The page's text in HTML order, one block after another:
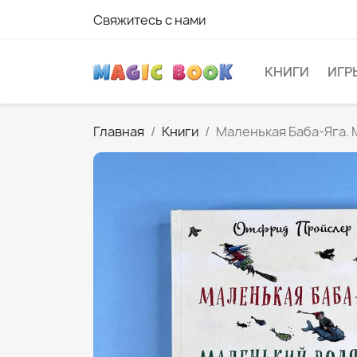
Свяжитесь с нами
КНИГИ
Главная Книги Маленькая Баба-